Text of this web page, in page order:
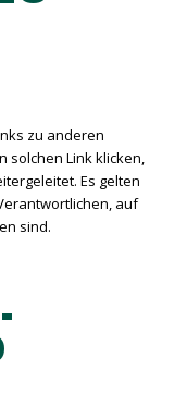
zu anderen
solchen Link klicken,
Es gelten
auf
sind.